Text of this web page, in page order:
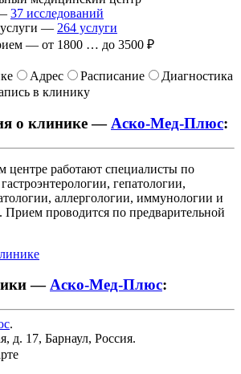
37 исследований
— 264 услуги
— от 1800 … до 3500 ₽
Адрес Расписание
Диагностика
в клинику
о клинике — Аско-Мед-Плюс:
центре работают специалисты по
гепатологии,
аллергологии, иммунологии и
Прием проводится по предварительной
—Аско-Мед-Плюс:
.
д. 17, Барнаул, Россия.